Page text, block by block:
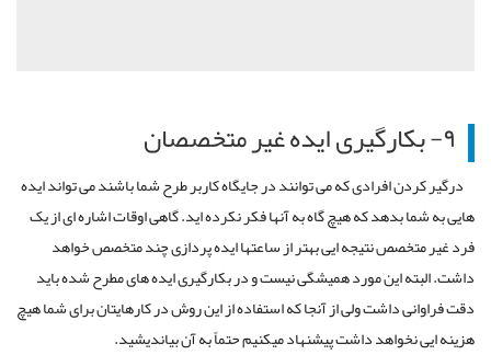
۹- بکارگیری ایده غیر متخصصان
درگیر کردن افرادی که می توانند در جایگاه کاربر طرح شما باشند می تواند ایده
هایی به شما بدهد که هیچ گاه به آنها فکر نکرده اید. گاهی اوقات اشاره ای از یک
فرد غیر متخصص نتیجه ایی بهتر از ساعتها ایده پردازی چند متخصص خواهد
داشت. البته این مورد همیشگی نیست و در بکارگیری ایده های مطرح شده باید
دقت فراوانی داشت ولی از آنجا که استفاده از این روش در کارهایتان برای شما هیچ
هزینه ایی نخواهد داشت پیشنهاد میکنیم حتماً به آن بیاندیشید.